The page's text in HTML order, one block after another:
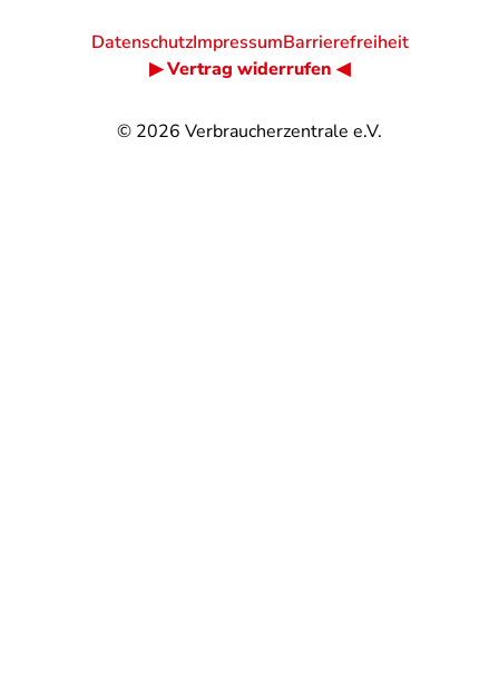
© 2026 Verbraucherzentrale e.V.
DatenschutzImpressumBarrierefreiheit
▶ Vertrag widerrufen ◀